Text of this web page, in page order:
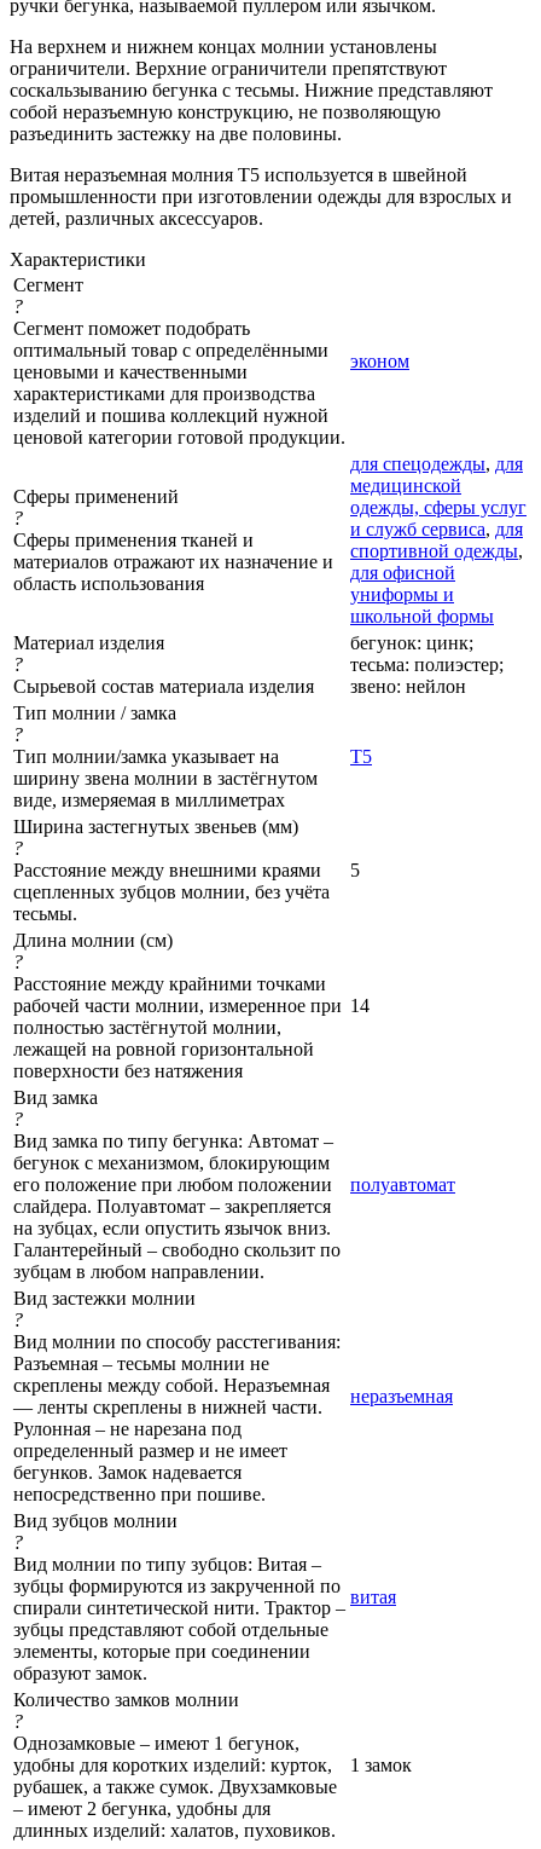
ручки бегунка, называемой пуллером или язычком.
На верхнем и нижнем концах молнии установлены
ограничители. Верхние ограничители препятствуют
соскальзыванию бегунка с тесьмы. Нижние представляют
собой неразъемную конструкцию, не позволяющую
разъединить застежку на две половины.
Витая неразъемная молния Т5 используется в швейной
промышленности при изготовлении одежды для взрослых и
детей, различных аксессуаров.
Характеристики
Сегмент
?
Сегмент поможет подобрать
оптимальный товар с определёнными
ценовыми и качественными
характеристиками для производства
изделий и пошива коллекций нужной
ценовой категории готовой продукции.
эконом
Сферы применений
?
Сферы применения тканей и
материалов отражают их назначение и
область использования
для спецодежды, для
медицинской
одежды, сферы услуг
и служб сервиса, для
спортивной одежды,
для офисной
униформы и
школьной формы
Материал изделия
?
Сырьевой состав материала изделия
бегунок: цинк;
тесьма: полиэстер;
звено: нейлон
Тип молнии / замка
?
Тип молнии/замка указывает на
ширину звена молнии в застёгнутом
виде, измеряемая в миллиметрах
Т5
Ширина застегнутых звеньев (мм)
?
Расстояние между внешними краями
сцепленных зубцов молнии, без учёта
тесьмы.
5
Длина молнии (см)
?
Расстояние между крайними точками
рабочей части молнии, измеренное при
полностью застёгнутой молнии,
лежащей на ровной горизонтальной
поверхности без натяжения
14
Вид замка
?
Вид замка по типу бегунка: Автомат –
бегунок с механизмом, блокирующим
его положение при любом положении
слайдера. Полуавтомат – закрепляется
на зубцах, если опустить язычок вниз.
Галантерейный – свободно скользит по
зубцам в любом направлении.
полуавтомат
Вид застежки молнии
?
Вид молнии по способу расстегивания:
Разъемная – тесьмы молнии не
скреплены между собой. Неразъемная
— ленты скреплены в нижней части.
Рулонная – не нарезана под
определенный размер и не имеет
бегунков. Замок надевается
непосредственно при пошиве.
неразъемная
Вид зубцов молнии
?
Вид молнии по типу зубцов: Витая –
зубцы формируются из закрученной по
спирали синтетической нити. Трактор –
зубцы представляют собой отдельные
элементы, которые при соединении
образуют замок.
витая
Количество замков молнии
?
Однозамковые – имеют 1 бегунок,
удобны для коротких изделий: курток,
рубашек, а также сумок. Двухзамковые
– имеют 2 бегунка, удобны для
длинных изделий: халатов, пуховиков.
1 замок